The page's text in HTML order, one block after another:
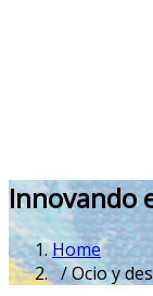
Innovando
Home
/ Ocio y